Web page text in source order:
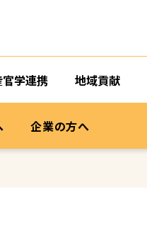
官学連携 地域貢献
企業の方へ